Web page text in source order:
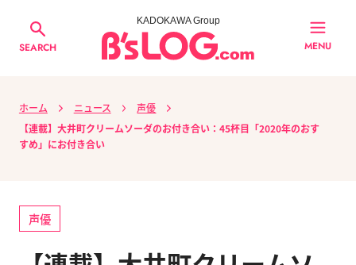
SEARCH
KADOKAWA Group
MENU
ホーム ニュース
声優
【連載】大井町クリームソーダのお付き合い：45杯目「2020年のおす
すめ」にお付き合い
声優